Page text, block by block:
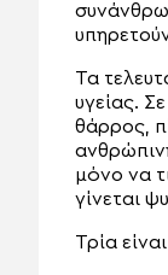
Τα
υγείας.
θάρρος,
μόνο να
γίνεται
Τρία